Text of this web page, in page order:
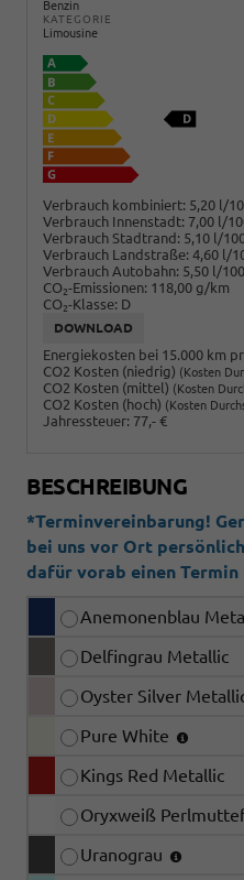
Benzin
KATEGORIE
Limousine
Verbrauch kombiniert: 5,20 l/
Verbrauch Innenstadt: 7,00 l/
Verbrauch Stadtrand: 5,10 l/
Verbrauch Landstraße: 4,60 l/
Verbrauch Autobahn: 5,50 l/
CO2-Emissionen: 118,00 g/km
CO2-Klasse: D
DOWNLOAD
Energiekosten bei 15.000 km
CO2 Kosten (niedrig) (Kosten
CO2 Kosten (mittel) (Kosten
CO2 Kosten (hoch) (Kosten
Jahressteuer: 77,- €
BESCHREIBUNG
*Terminvereinbarung!
bei uns vor Ort
dafür vorab einen Termin
Anemonenblau
Delfingrau Metallic
Oyster Silver
Pure White
Kings Red Metallic
Oryxweiß
Uranograu